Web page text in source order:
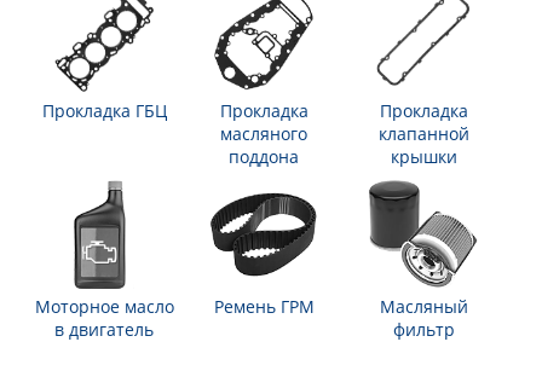
Прокладка ГБЦ
Прокладка
масляного
поддона
Прокладка
клапанной
крышки
Моторное масло
в двигатель
Ремень ГРМ
Масляный
фильтр